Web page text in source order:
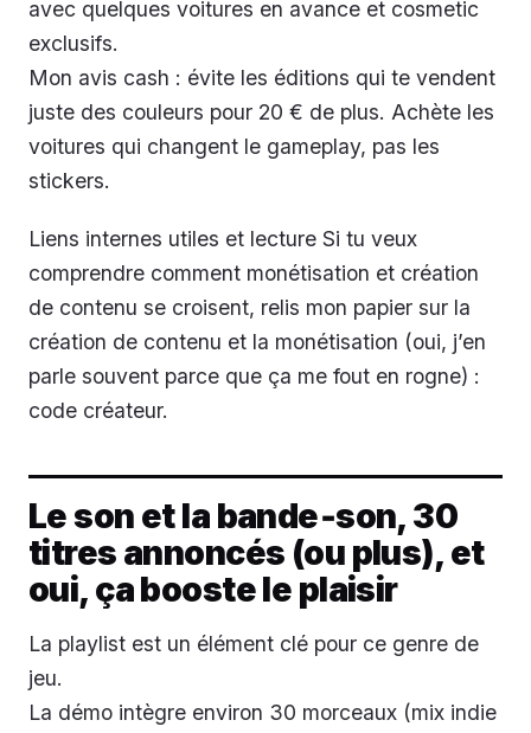
avec quelques voitures en avance et cosmetic
exclusifs.
Mon avis cash : évite les éditions qui te vendent
juste des couleurs pour 20 € de plus. Achète les
voitures qui changent le gameplay, pas les
stickers.
Liens internes utiles et lecture Si tu veux
comprendre comment monétisation et création
de contenu se croisent, relis mon papier sur la
création de contenu et la monétisation (oui, j’en
parle souvent parce que ça me fout en rogne) :
code créateur.
Le son et la bande‑son, 30
titres annoncés (ou plus), et
oui, ça booste le plaisir
La playlist est un élément clé pour ce genre de
jeu.
La démo intègre environ 30 morceaux (mix indie